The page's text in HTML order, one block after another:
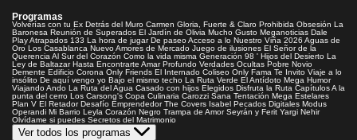
Programas
Volverías con tu Ex Detrás del Muro Carmen Gloria, Fuerte & Claro Prohibida Obsesión La
Baronesa Reunión de Superados El Jardín de Olivia Mucho Gusto Meganoticias Dale
PlayAtrapados 133 La hora de jugar De paseoAcceso a lo Nuestro Viña 2026 Aguas de
Oro Los Casablanca Nuevo Amores de Mercado Juego de ilusiones El Señor de la
Querencia Al Sur del Corazón Como la vida misma Generación 98 ' Hijos del Desierto La
Ley de Baltazar Hasta Encontrarte Amar Profundo Verdades Ocultas Pobre Novio
Demente Edificio Corona Only Friends El Internado Coliseo Only Fama Te Invito Viaje a lo
insólito De aquí vengo yo Bajo el mismo techo La Ruta Verde El Antídoto Mega Humor
Viajando Ando La Ruta del Agua Casado con hijos Elegidos Disfruta la Ruta CapítulosA la
punta del cerro Los Carsong's Copa Culinaria Carozzi Sana Tentación Mega Estelares
Plan V El Retador Desafío Emprendedor The Covers Isabel Pecados Digitales Modus
Operandi Mi Barrio Leyla Corazón Negro Trampa de Amor Seyrán y Ferit Yargi Nehir
Olvídame si puedes Secretos del Matrimonio
Ver todos los programas